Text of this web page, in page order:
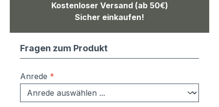
Kostenloser Versand (ab 50€)
Sicher einkaufen!
Fragen zum Produkt
Anrede *